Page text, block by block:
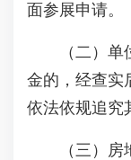
面参展申请。
（二）单位
金的，经查实
依法依规追究
（三）房地